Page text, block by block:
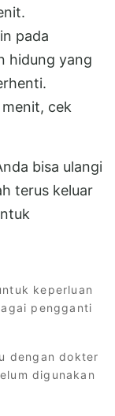
pada
hidung yang
cek
bisa ulangi
terus keluar
keperluan
pengganti
dengan dokter
digunakan